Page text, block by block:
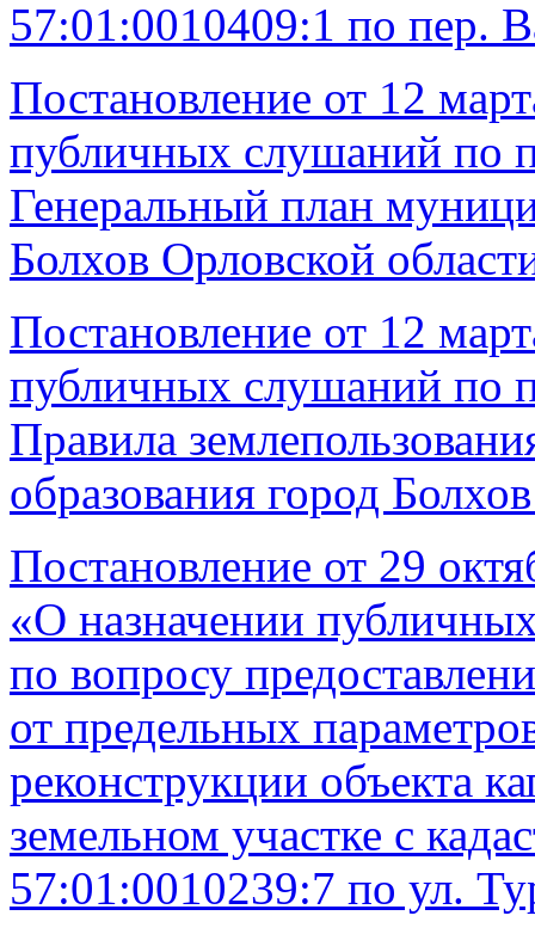
57:01:0010409:1 по пер.
Постановление от 12
публичных слушаний по
Генеральный план
Болхов Орловской
Постановление от 12
публичных слушаний по
Правила
образования город
Постановление от 29
«О назначении
по вопросу
от предельных
реконструкции объекта
земельном участке с
57:01:0010239:7 по ул.